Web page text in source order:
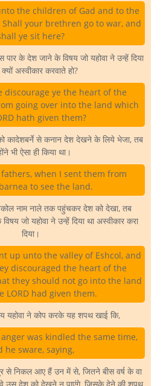
the children of Gad and to the
your brethren go to war, and
ye sit here?
पार के देश जाने के विषय जो यहोवा ने उन्हें दिया
अस्वीकार करवाते हो?
discourage ye the heart of the
going over into the land which
hath given them?
कादेशबर्ने से कनान देश देखने के लिये भेजा, तब
भी ऐसा ही किया था।
when I sent them from
to see the land.
नाम नाले तक पहुंचकर देश को देखा, तब
जो यहोवा ने उन्हें दिया था अस्वीकार करा
दिया।
up unto the valley of Eshcol, and
discouraged the heart of the
they should not go into the land
LORD had given them.
यहोवा ने कोप करके यह शपथ खाई कि,
anger was kindled the same time,
he sware, saying,
से निकल आए हैं उन में से, जितने बीस वर्ष के वा